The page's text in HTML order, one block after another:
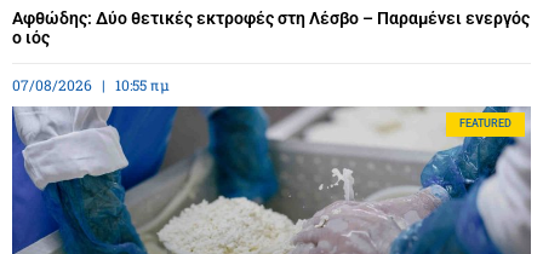
Αφθώδης: Δύο θετικές εκτροφές στη Λέσβο – Παραμένει ενεργός
ο ιός
07/08/2026 10:55 πμ
FEATURED